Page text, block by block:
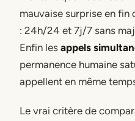
mauvaise surprise en fin
: 24h/24 et 7j/7 sans
Enfin les appels
permanence humaine
appellent en même
Le vrai critère de